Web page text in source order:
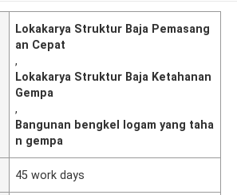
Lokakarya Struktur Baja Pemasang
an Cepat
,
Lokakarya Struktur Baja Ketahanan
Gempa
,
Bangunan bengkel logam yang taha
n gempa
45 work days